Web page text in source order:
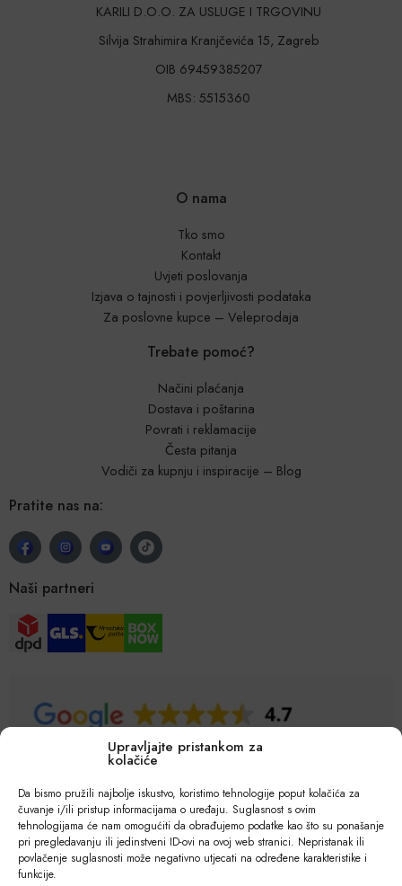
Upravljajte pristankom za
kolačiće
Da bismo pružili najbolje iskustvo, koristimo tehnologije poput kolačića za
čuvanje i/ili pristup informacijama o uređaju. Suglasnost s ovim
tehnologijama će nam omogućiti da obrađujemo podatke kao što su ponašanje
pri pregledavanju ili jedinstveni ID-ovi na ovoj web stranici. Nepristanak ili
povlačenje suglasnosti može negativno utjecati na određene karakteristike i
funkcije.
KARILI D.O.O. ZA USLUGE I TRGOVINU
Silvija Strahimira Kranjčevića 15, Zagreb
OIB 69459385207
MBS: 5515360
O nama
Tko smo
Kontakt
Uvjeti poslovanja
Izjava o tajnosti i povjerljivosti podataka
Za poslovne kupce – Veleprodaja
Trebate pomoć?
Načini plaćanja
Dostava i poštarina
Povrati i reklamacije
Česta pitanja
Vodiči za kupnju i inspiracije – Blog
Pratite nas na:
Naši partneri